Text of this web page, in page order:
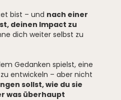
bist – und nach einer
deinen Impact zu
dich weiter selbst zu
Gedanken spielst, eine
entwickeln – aber nicht
sollst, wie du sie
was überhaupt